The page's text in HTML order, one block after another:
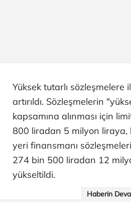
Yüksek tutarlı sözleşmelere
artırıldı. Sözleşmelerin
kapsamına alınması için
800 liradan 5 milyon liraya,
yeri finansmanı
274 bin 500 liradan 12
yükseltildi.
Haberin